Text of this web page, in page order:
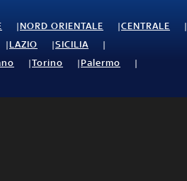
NORD ORIENTALE CENTRALE
LAZIO
SICILIA
Torino Palermo